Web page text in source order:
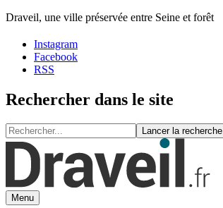
Draveil, une ville préservée entre Seine et forêt
Instagram
Facebook
RSS
Rechercher dans le site
Lancer la recherche
Menu